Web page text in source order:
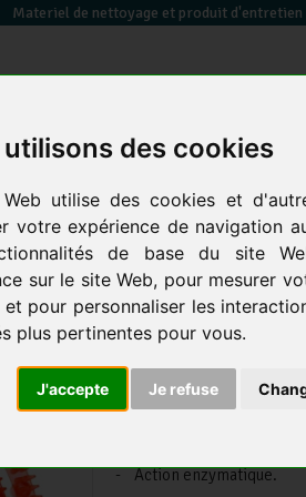
des cookies
utilise des cookies et
votre expérience de navigation
de base du site
sur le site Web, pour mesurer
et pour personnaliser les
plus pertinentes pour vous.
J'accepte Je refuse
Materiel de nettoyage et produit
électrique
Grille Urinoir le
PRODIFA
- Pouvoir parfumant
- Libère des bactéries
- Action enzymatique.